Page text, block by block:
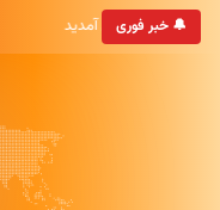
🔔 خبر فوری
هشت صبح خوش آمدید